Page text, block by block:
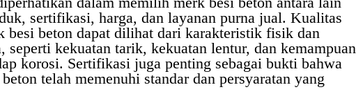
sertifikasi, harga, dan layanan purna jual. Kualitas
besi beton dapat dilihat dari karakteristik fisik dan
seperti kekuatan tarik, kekuatan lentur, dan kemampuan
korosi. Sertifikasi juga penting sebagai bukti bahwa
telah memenuhi standar dan persyaratan yang